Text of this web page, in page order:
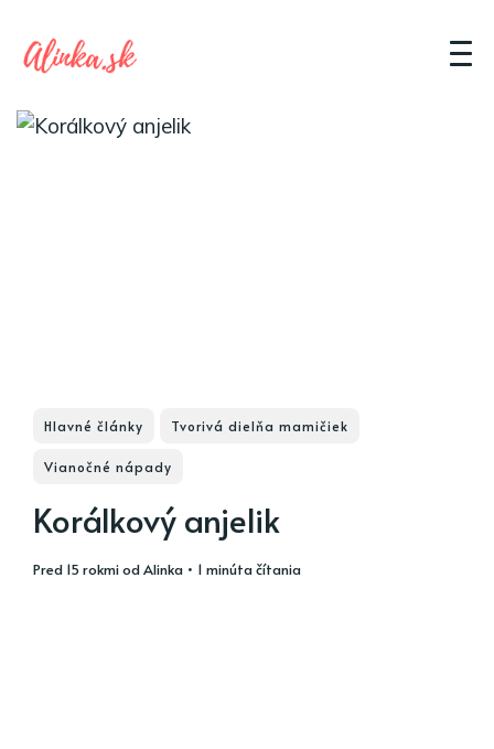
Hlavné články Tvorivá dielňa mamičiek
Vianočné nápady
Korálkový anjelik
pred 15 rokmiodAlinka • 1 minúta čítania